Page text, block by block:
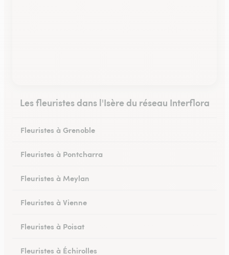
Les fleuristes dans l'Isère du réseau Interflora
Fleuristes à Grenoble
Fleuristes à Pontcharra
Fleuristes à Meylan
Fleuristes à Vienne
Fleuristes à Poisat
Fleuristes à Échirolles